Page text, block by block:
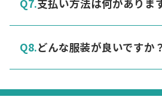
支払い方法は何がありま
どんな服装が良いですか